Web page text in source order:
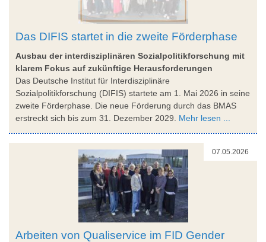
Das DIFIS startet in die zweite Förderphase
Ausbau der interdisziplinären Sozialpolitikforschung mit
klarem Fokus auf zukünftige Herausforderungen
Das Deutsche Institut für Interdisziplinäre
Sozialpolitikforschung (DIFIS) startete am 1. Mai 2026 in seine
zweite Förderphase. Die neue Förderung durch das BMAS
erstreckt sich bis zum 31. Dezember 2029. Mehr lesen ...
07.05.2026
Arbeiten von Qualiservice im FID Gender